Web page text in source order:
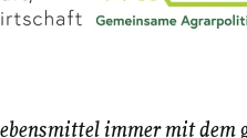
immer mit